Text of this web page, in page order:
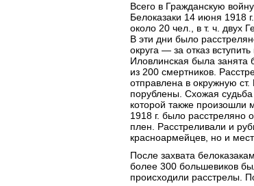
Всего в Гражданскую
Белоказаки 14 июня 1918
около 20 чел., в т. ч. двух
В эти дни было
округа — за отказ
Иловлинская была занята
из 200 смертников.
отправлена в окружную
порублены. Схожая судьба
которой также
1918 г. было расстреляно
плен. Расстреливали и
красноармейцев, но и
После захвата
более 300 большевиков
происходили расстрелы.